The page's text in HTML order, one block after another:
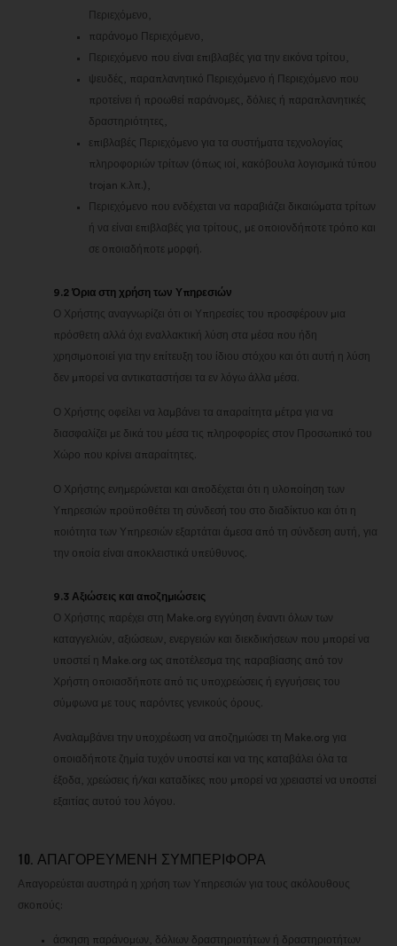
Περιεχόμενο,
παράνομο Περιεχόμενο,
Περιεχόμενο που είναι επιβλαβές για την εικόνα τρίτου,
ψευδές, παραπλανητικό Περιεχόμενο ή Περιεχόμενο που
προτείνει ή προωθεί παράνομες, δόλιες ή παραπλανητικές
δραστηριότητες,
επιβλαβές Περιεχόμενο για τα συστήματα τεχνολογίας
πληροφοριών τρίτων (όπως ιοί, κακόβουλα λογισμικά τύπου
trojan κ.λπ.),
Περιεχόμενο που ενδέχεται να παραβιάζει δικαιώματα τρίτων
ή να είναι επιβλαβές για τρίτους, με οποιονδήποτε τρόπο και
σε οποιαδήποτε μορφή.
9.2 Όρια στη χρήση των Υπηρεσιών
Ο Χρήστης αναγνωρίζει ότι οι Υπηρεσίες του προσφέρουν μια
πρόσθετη αλλά όχι εναλλακτική λύση στα μέσα που ήδη
χρησιμοποιεί για την επίτευξη του ίδιου στόχου και ότι αυτή η λύση
δεν μπορεί να αντικαταστήσει τα εν λόγω άλλα μέσα.
Ο Χρήστης οφείλει να λαμβάνει τα απαραίτητα μέτρα για να
διασφαλίζει με δικά του μέσα τις πληροφορίες στον Προσωπικό του
Χώρο που κρίνει απαραίτητες.
Ο Χρήστης ενημερώνεται και αποδέχεται ότι η υλοποίηση των
Υπηρεσιών προϋποθέτει τη σύνδεσή του στο διαδίκτυο και ότι η
ποιότητα των Υπηρεσιών εξαρτάται άμεσα από τη σύνδεση αυτή, για
την οποία είναι αποκλειστικά υπεύθυνος.
9.3 Αξιώσεις και αποζημιώσεις
Ο Χρήστης παρέχει στη Make.org εγγύηση έναντι όλων των
καταγγελιών, αξιώσεων, ενεργειών και διεκδικήσεων που μπορεί να
υποστεί η Make.org ως αποτέλεσμα της παραβίασης από τον
Χρήστη οποιασδήποτε από τις υποχρεώσεις ή εγγυήσεις του
σύμφωνα με τους παρόντες γενικούς όρους.
Αναλαμβάνει την υποχρέωση να αποζημιώσει τη Make.org για
οποιαδήποτε ζημία τυχόν υποστεί και να της καταβάλει όλα τα
έξοδα, χρεώσεις ή/και καταδίκες που μπορεί να χρειαστεί να υποστεί
εξαιτίας αυτού του λόγου.
10. ΑΠΑΓΟΡΕΥΜΈΝΗ ΣΥΜΠΕΡΙΦΟΡΆ
Απαγορεύεται αυστηρά η χρήση των Υπηρεσιών για τους ακόλουθους
σκοπούς:
άσκηση παράνομων, δόλιων δραστηριοτήτων ή δραστηριοτήτων